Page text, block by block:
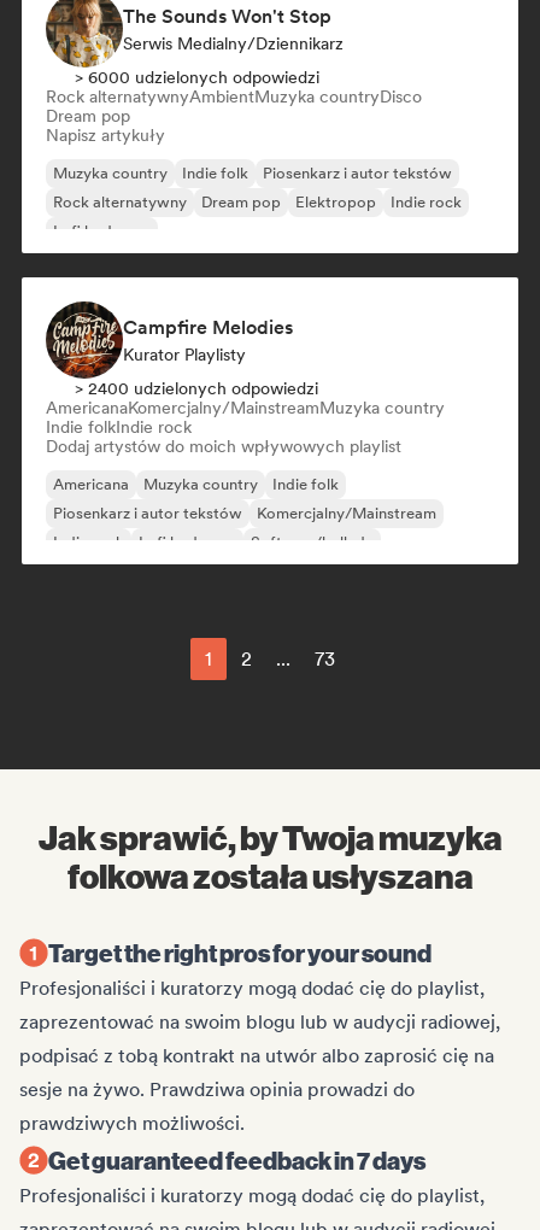
The Sounds Won't Stop
Serwis Medialny/Dziennikarz
> 6000 udzielonych odpowiedzi
Rock alternatywnyAmbientMuzyka countryDisco
Dream pop
Napisz artykuły
Muzyka country Indie folk
Piosenkarz i autor tekstów
Rock alternatywny
Dream pop Elektropop
Indie rock
Lofi bedroom
Campfire Melodies
Kurator Playlisty
> 2400 udzielonych odpowiedzi
AmericanaKomercjalny/MainstreamMuzyka country
Indie folkIndie rock
Dodaj artystów do moich wpływowych playlist
Americana Muzyka country
Indie folk
Piosenkarz i autor tekstów
Komercjalny/Mainstream
Indie rock
Lofi bedroom Soft pop/ballada
1 2 ... 73
Jak sprawić, by Twoja muzyka
folkowa została usłyszana
Target the right pros for your sound
Profesjonaliści i kuratorzy mogą dodać cię do playlist,
zaprezentować na swoim blogu lub w audycji radiowej,
podpisać z tobą kontrakt na utwór albo zaprosić cię na
sesje na żywo. Prawdziwa opinia prowadzi do
prawdziwych możliwości.
Get guaranteed feedback in 7 days
Profesjonaliści i kuratorzy mogą dodać cię do playlist,